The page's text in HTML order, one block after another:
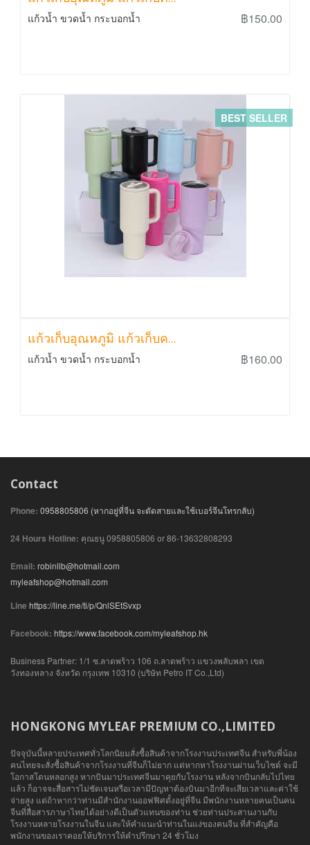
แก้วน้ำ ขวดน้ำ กระบอกน้ำ ฿150.00
BEST SELLER
แก้วเก็บอุณหภูมิ แก้วเก็บค...
แก้วน้ำ ขวดน้ำ กระบอกน้ำ ฿160.00
Contact
Phone: 0958805806 (หากอยู่ที่จีน จะตัดสายและใช้เบอร์จีนโทรกลับ)
24 Hours Hotline: คุณธนู 0958805806 or 86-13632808293
Email: robinllb@hotmail.com
myleafshop@hotmail.com
Line https://line.me/ti/p/QnlSEtSvxp
Facebook: https://www.facebook.com/myleafshop.hk
Business Partner: 1/1 ซ.ลาดพร้าว 106 ถ.ลาดพร้าว แขวงพลับพลา เขต
วังทองหลาง จังหวัด กรุงเทพ 10310 (บริษัท Petro IT Co.,Ltd)
HONGKONG MYLEAF PREMIUM CO.,LIMITED
ปัจจุบันนี้หลายประเทศทั่วโลกนิยมสั่งซื้อสินค้าจากโรงงานประเทศจีน สำหรับพี่น้อง
คนไทยจะสั่งซื้อสินค้าจากโรงงานที่จีนก็ไม่ยาก แต่หากหาโรงงานผ่านเว็บไซต์ จะมี
โอกาสโดนหลอกสูง หากบินมาประเทศจีนมาคุยกับโรงงาน หลังจากบินกลับไปไทย
แล้ว ก็อาจจะสื่อสารไม่ชัดเจนหรือเวลามีปัญหาต้องบินมาอีกทีจะเสียเวลาและค่าใช้
จ่ายสูง แต่ถ้าหากว่าท่านมีสำนักงานออฟฟิศตั้งอยู่ที่จีน มีพนักงานหลายคนเป็นคน
จีนที่สื่อสารภาษาไทยได้อย่างดีเป็นตัวแทนของท่าน ช่วยท่านประสานงานกับ
โรงงานหลายโรงงานในจีน และให้คำแนะนำท่านในแง่ของคนจีน ที่สำคัญคือ
พนักงานของเราคอยให้บริการให้คำปรึกษา 24 ชั่วโมง